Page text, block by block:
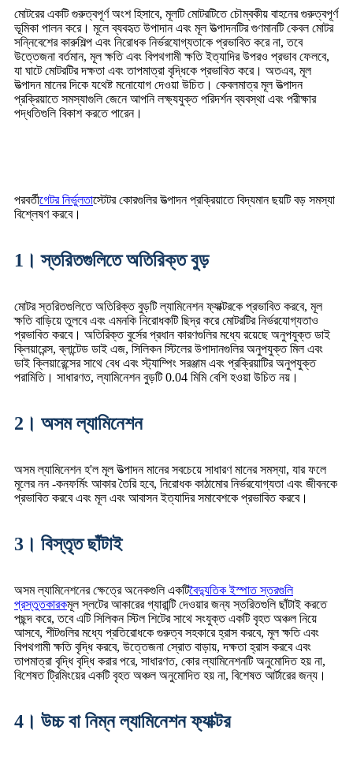
মোটরের একটি গুরুত্বপূর্ণ অংশ হিসাবে, মূলটি মোটরটিতে চৌম্বকীয় বাহনের গুরুত্বপূর্ণ
ভূমিকা পালন করে। মূলে ব্যবহৃত উপাদান এবং মূল উত্পাদনটির গুণমানটি কেবল মোটর
সন্নিবেশের কারুশিল্প এবং নিরোধক নির্ভরযোগ্যতাকে প্রভাবিত করে না, তবে
উত্তেজনা বর্তমান, মূল ক্ষতি এবং বিপথগামী ক্ষতি ইত্যাদির উপরও প্রভাব ফেলবে,
যা ঘাটে মোটরটির দক্ষতা এবং তাপমাত্রা বৃদ্ধিকে প্রভাবিত করে। অতএব, মূল
উত্পাদন মানের দিকে যথেষ্ট মনোযোগ দেওয়া উচিত। কেবলমাত্র মূল উত্পাদন
প্রক্রিয়াতে সমস্যাগুলি জেনে আপনি লক্ষ্যযুক্ত পরিদর্শন ব্যবস্থা এবং পরীক্ষার
পদ্ধতিগুলি বিকাশ করতে পারেন।
পরবর্তীগেটর নির্ভুলতাস্টেটর কোরগুলির উত্পাদন প্রক্রিয়াতে বিদ্যমান ছয়টি বড় সমস্যা
বিশ্লেষণ করবে।
1। স্তরিতগুলিতে অতিরিক্ত বুড়
মোটর স্তরিতগুলিতে অতিরিক্ত বুড়টি ল্যামিনেশন ফ্যাক্টরকে প্রভাবিত করবে, মূল
ক্ষতি বাড়িয়ে তুলবে এবং এমনকি নিরোধকটি ছিদ্র করে মোটরটির নির্ভরযোগ্যতাও
প্রভাবিত করবে। অতিরিক্ত বুর্সের প্রধান কারণগুলির মধ্যে রয়েছে অনুপযুক্ত ডাই
ক্লিয়ারেন্স, ব্লান্টেড ডাই এজ, সিলিকন স্টিলের উপাদানগুলির অনুপযুক্ত মিল এবং
ডাই ক্লিয়ারেন্সের সাথে বেধ এবং স্ট্যাম্পিং সরঞ্জাম এবং প্রক্রিয়াটির অনুপযুক্ত
পরামিতি। সাধারণত, ল্যামিনেশন বুড়টি 0.04 মিমি বেশি হওয়া উচিত নয়।
2। অসম ল্যামিনেশন
অসম ল্যামিনেশন হ'ল মূল উত্পাদন মানের সবচেয়ে সাধারণ মানের সমস্যা, যার ফলে
মূলের নন -কনফর্মিং আকার তৈরি হবে, নিরোধক কাঠামোর নির্ভরযোগ্যতা এবং জীবনকে
প্রভাবিত করবে এবং মূল এবং আবাসন ইত্যাদির সমাবেশকে প্রভাবিত করবে।
3। বিস্তৃত ছাঁটাই
অসম ল্যামিনেশনের ক্ষেত্রে অনেকগুলি একটিবৈদ্যুতিক ইস্পাত স্তরগুলি
প্রস্তুতকারকমূল স্লটের আকারের গ্যারান্টি দেওয়ার জন্য স্তরিতগুলি ছাঁটাই করতে
পছন্দ করে, তবে এটি সিলিকন স্টিল শিটের সাথে সংযুক্ত একটি বৃহত অঞ্চল নিয়ে
আসবে, শীটগুলির মধ্যে প্রতিরোধকে গুরুত্ব সহকারে হ্রাস করবে, মূল ক্ষতি এবং
বিপথগামী ক্ষতি বৃদ্ধি করবে, উত্তেজনা স্রোত বাড়ায়, দক্ষতা হ্রাস করবে এবং
তাপমাত্রা বৃদ্ধি বৃদ্ধি করার পরে, সাধারণত, কোর ল্যামিনেশনটি অনুমোদিত হয় না,
বিশেষত ট্রিমিংয়ের একটি বৃহত অঞ্চল অনুমোদিত হয় না, বিশেষত আর্টারের জন্য।
4। উচ্চ বা নিম্ন ল্যামিনেশন ফ্যাক্টর